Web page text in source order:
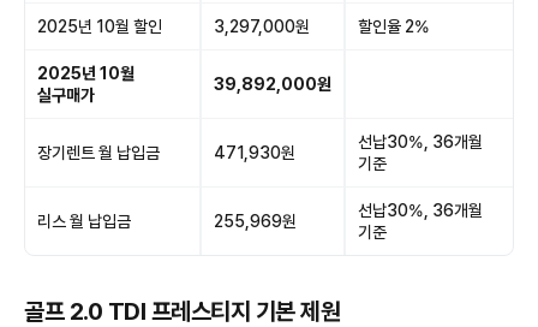
2025년 10월 할인 3,297,000원 할인율 2%
2025년 10월
실구매가
39,892,000원
장기렌트 월 납입금 471,930원
선납30%, 36개월
기준
리스 월 납입금 255,969원
선납30%, 36개월
기준
골프 2.0 TDI 프레스티지 기본 제원